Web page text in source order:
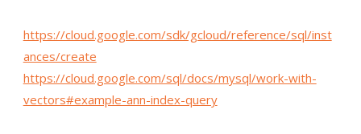
https://cloud.google.com/sdk/gcloud/reference/sql/inst
ances/create
https://cloud.google.com/sql/docs/mysql/work-with-
vectors#example-ann-index-query